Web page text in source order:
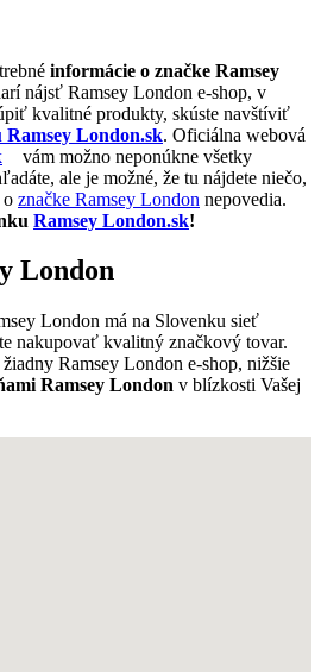
informácie o značke Ramsey
nájsť Ramsey London e-shop, v
kvalitné produkty, skúste navštíviť
London.sk. Oficiálna webová
vám možno neponúkne všetky
ale je možné, že tu nájdete niečo,
o značke Ramsey London nepovedia.
Ramsey London.sk!
London
London má na Slovenku sieť
nakupovať kvalitný značkový tovar.
Ramsey London e-shop, nižšie
Ramsey London v blízkosti Vašej